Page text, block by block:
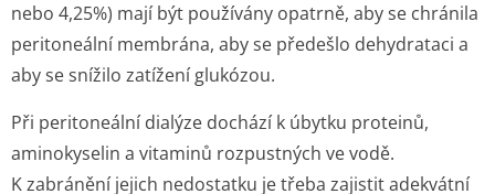
nebo 4,25%) mají být používány opatrně, aby se chránila
peritoneální membrána, aby se předešlo dehydrataci a
aby se snížilo zatížení glukózou.
Při peritoneální dialýze dochází k úbytku proteinů,
aminokyselin a vitaminů rozpustných ve vodě.
K zabránění jejich nedostatku je třeba zajistit adekvátní